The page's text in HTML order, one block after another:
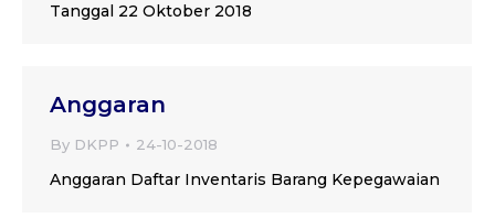
Tanggal 22 Oktober 2018
Anggaran
By DKPP 24-10-2018
Anggaran Daftar Inventaris Barang Kepegawaian